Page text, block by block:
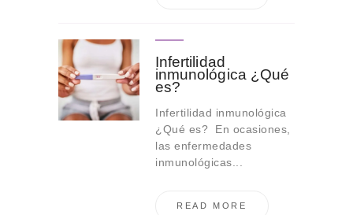
Infertilidad
inmunológica ¿Qué
es?
Infertilidad inmunológica
¿Qué es? En ocasiones,
las enfermedades
inmunológicas...
READ MORE